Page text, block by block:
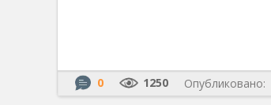
0 1250 Опубликовано: